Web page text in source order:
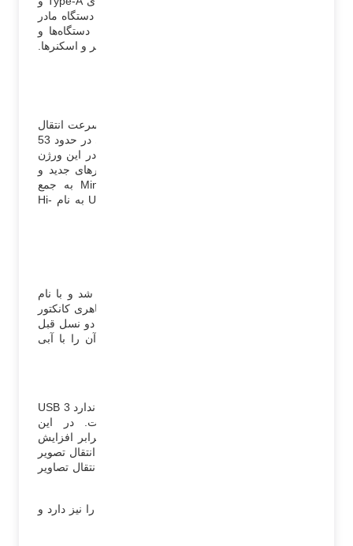
Type-B استفاده می‌شد. Type-A بیشتر بر روی دستگاه مادر
مانند کامپیوتر وجود داشت و Type-B بر روی دستگاه‌ها و
سخت افزارهای جانبی استفاده می‌شد مانند پرینتر و اسکنرها.
USB 2.0 در آوریل 2000 منتشر شد و حداکثر سرعت انتقال
داده در این ورژن 480 مگابیت در ثانیه بود یعنی در حدود 53
مگابایت بر ثانیه(یک بایت برابر است با 8بیت). در این ورژن
علاوه بر کانکتورهای Type-A و Type-B کانکتورهای جدید و
کوچکتری مانند Micro-USB و Mini-A و Mini-B به جمع
کانکتورهای این ورژن اضافه گردید. نسل USB 2 به نام Hi-
USB 3.0 در17 نوامبر 2008 به عموم معرفی شد و با نام
USB SuperSpeed همه آن را شناختند. شکل ظاهری کانکتور
USB 3 موجود در دستگاه‌ها همان شکل کانکتور دو نسل قبل
بود. ولی برای اینکه قابل تشخیص باشد رنگ آن را با آبی
از سال 2008 تا سال 2017 پروتکل یا همان استاندارد USB 3
برای ارتقای سرعت، 3 بروزرسانی داشت. در این
بروزرسانی‌ها هر نسل نسبت به نسل قبل دو برابر افزایش
سرعت داشته است. در این نسل بود که امکان انتقال تصویر
به مانیتورها از طریق USB فراهم شد. اما این انتقال تصاویر
نسل سوم توان انتقال نیرو تا 20 ولت و 5 آمپر را نیز دارد و